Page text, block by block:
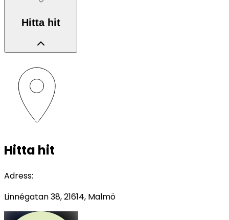
Hitta hit
Hitta hit
Adress:
Linnégatan 38, 21614, Malmö